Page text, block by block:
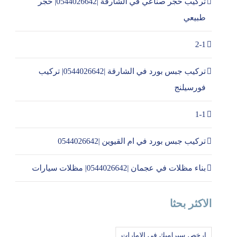
طبيعي
2-1
تركيب جبس بورد في الشارقة |0544026642| تركيب
فورسيلنج
1-1
تركيب جبس بورد في ام القيوين |0544026642
بناء مظلات في عجمان |0544026642| مظلات سيارات
الاكثر بحثا
ارخص سيراميك في الامارات